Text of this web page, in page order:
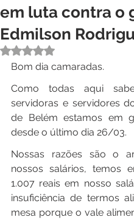
em luta contra o
Edmilson
Avaliado com NaN de 5
Bom dia camaradas.
Como todas aqui
servidoras e servidores
de Belém estamos em
desde o último dia 26/03.
Nossas razões são o
nossos salários, temos
1.007 reais em nosso
insuficiência de termos
mesa porque o vale